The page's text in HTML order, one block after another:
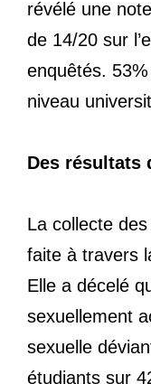
révélé une
de 14/20 sur
enquêtés.
niveau
Des résultats
La collecte des
faite à travers
Elle a décelé
sexuellement
sexuelle
étudiants sur